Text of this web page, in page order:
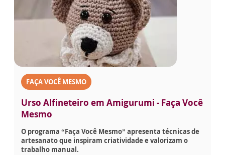
FAÇA VOCÊ MESMO
Urso Alfineteiro em Amigurumi - Faça Você
Mesmo
O programa “Faça Você Mesmo” apresenta técnicas de
artesanato que inspiram criatividade e valorizam o
trabalho manual.